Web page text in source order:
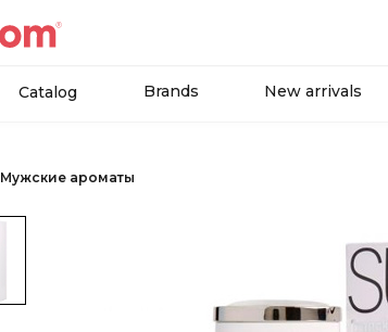
Catalog Brands New arrivals
Мужские ароматы